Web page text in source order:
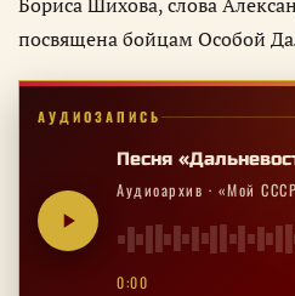
посвящена бойцам Особой
АУДИОЗАПИСЬ
Песня
Аудиоархив · «Мой
0:00